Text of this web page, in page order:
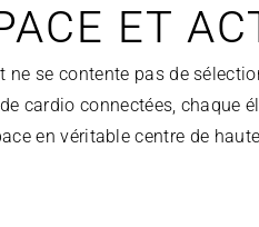
ET
se contente pas de
cardio connectées, chaque
en véritable centre de